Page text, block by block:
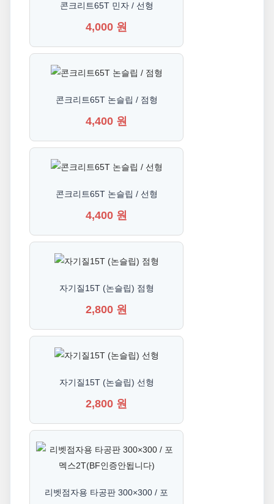
콘크리트65T 민자 / 선형
4,000 원
콘크리트65T 논슬립 / 점형
4,400 원
콘크리트65T 논슬립 / 선형
4,400 원
자기질15T (논슬립) 점형
2,800 원
자기질15T (논슬립) 선형
2,800 원
리벳점자용 타공판 300×300 / 포